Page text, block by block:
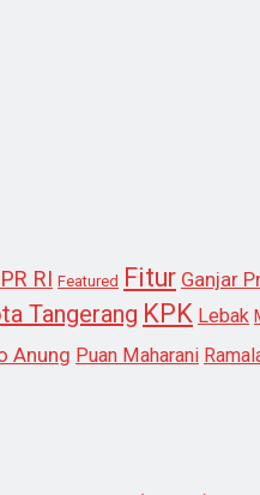
RI Featured Fitur Ganjar
Tangerang KPK Lebak
Anung Puan Maharani